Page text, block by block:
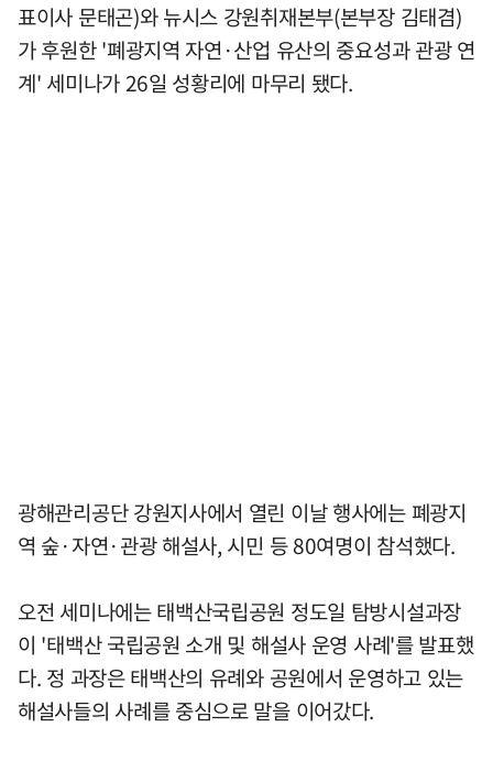
표이사 문태곤)와 뉴시스 강원취재본부(본부장 김태겸)
가 후원한 '폐광지역 자연·산업 유산의 중요성과 관광 연
계' 세미나가 26일 성황리에 마무리 됐다.
광해관리공단 강원지사에서 열린 이날 행사에는 폐광지
역 숲·자연·관광 해설사, 시민 등 80여명이 참석했다.
오전 세미나에는 태백산국립공원 정도일 탐방시설과장
이 '태백산 국립공원 소개 및 해설사 운영 사례'를 발표했
다. 정 과장은 태백산의 유례와 공원에서 운영하고 있는
해설사들의 사례를 중심으로 말을 이어갔다.